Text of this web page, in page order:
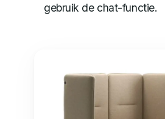
gebruik de chat-functie.